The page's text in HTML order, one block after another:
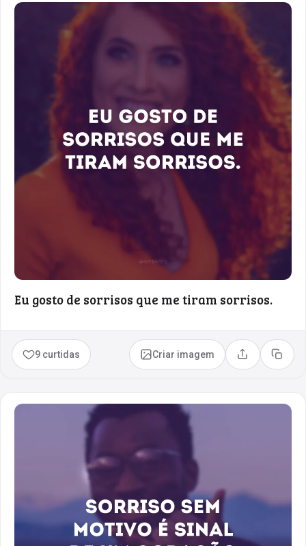
Eu gosto de sorrisos que me tiram sorrisos.
9 curtidas Criar imagem Compartilhar
Copiar